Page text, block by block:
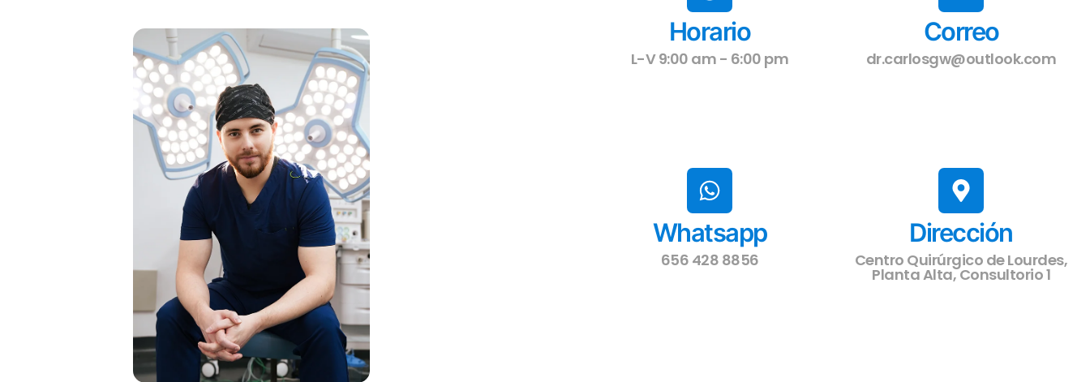
Horario
L-V 9:00 am - 6:00 pm
Correo
dr.carlosgw@outlook.com
Whatsapp
656 428 8856
Dirección
Centro Quirúrgico de Lourdes,
Planta Alta, Consultorio 1